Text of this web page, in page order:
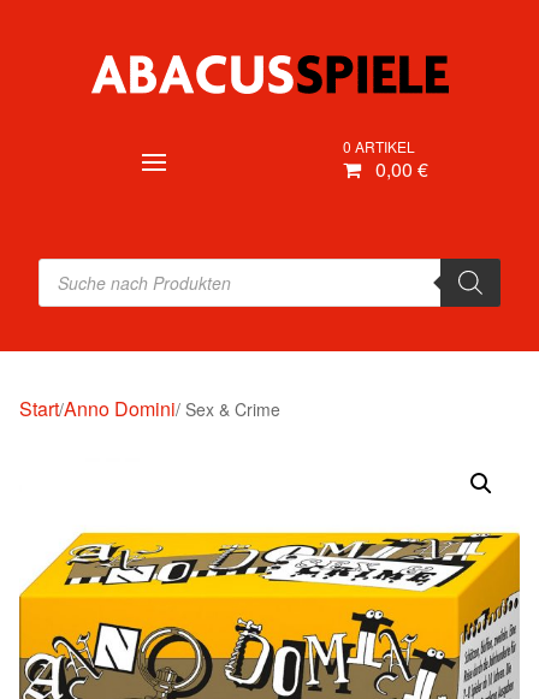
0 ARTIKEL
0,00 €
Products
search
Start/Anno Domini/ Sex & Crime